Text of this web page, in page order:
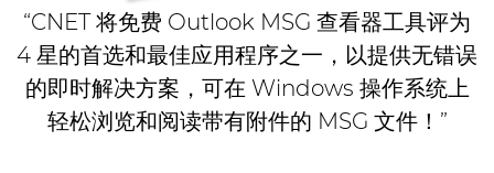
“CNET 将免费 Outlook MSG 查看器工具评为
4 星的首选和最佳应用程序之一，以提供无错误
的即时解决方案，可在 Windows 操作系统上
轻松浏览和阅读带有附件的 MSG 文件！”